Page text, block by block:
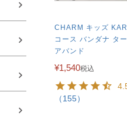
CHARM キッズ
コース バンダナ タ
アバンド
¥1,540税込
（155）